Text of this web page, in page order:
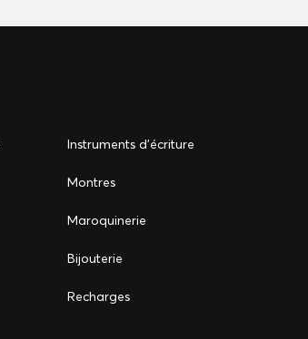
Instruments d'écriture
Montres
Maroquinerie
Bijouterie
Recharges